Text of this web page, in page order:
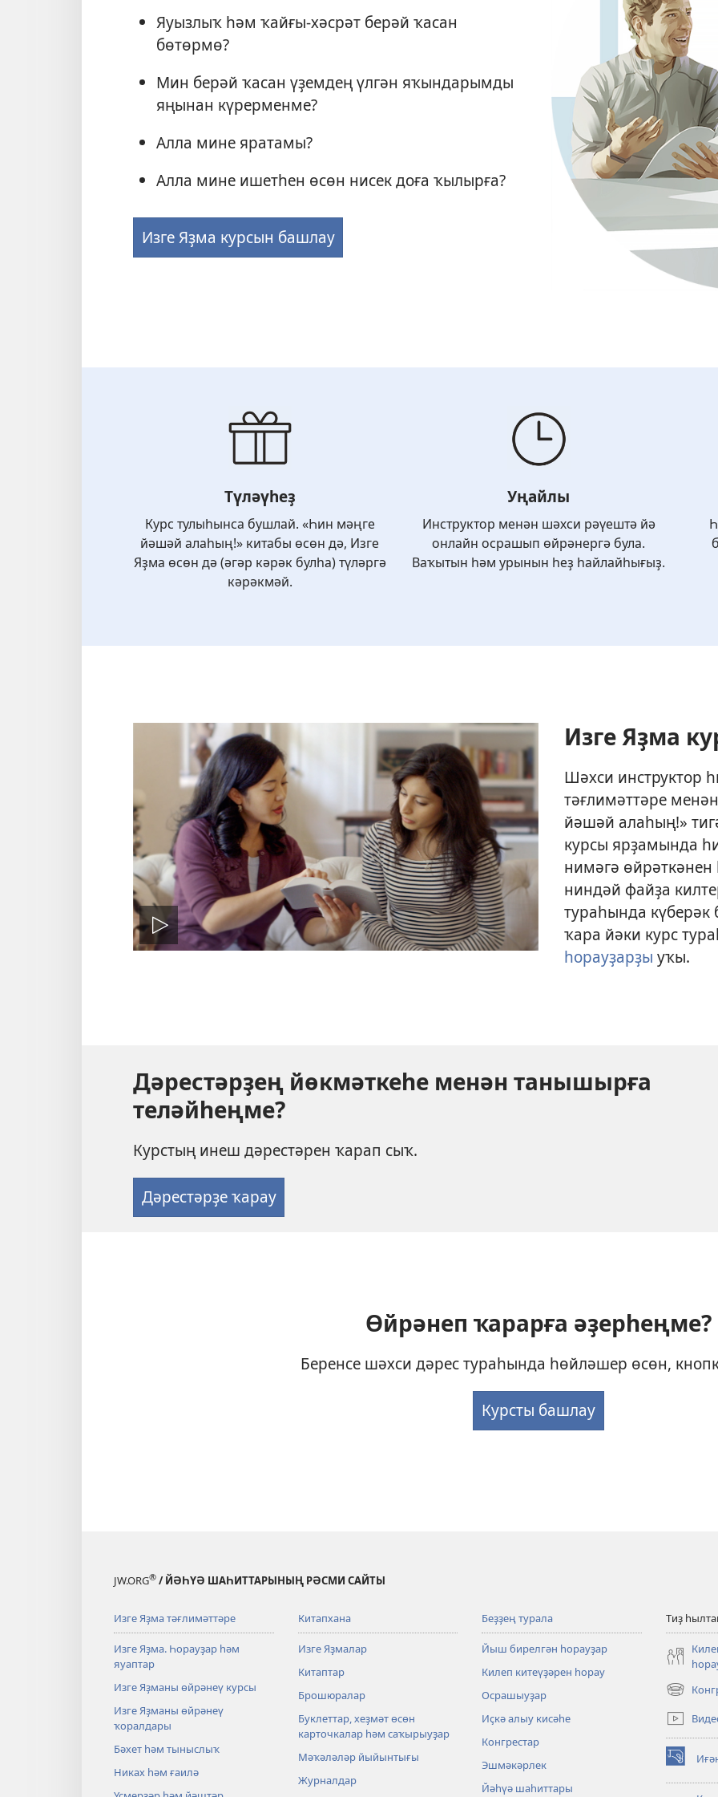
Яуызлыҡ һәм ҡайғы-хәсрәт берәй ҡасан
бөтөрмө?
Мин берәй ҡасан үҙемдең үлгән яҡындарымды
яңынан күрерменме?
Алла мине яратамы?
Алла мине ишетһен өсөн нисек доға ҡылырға?
Изге Яҙма курсын башлау
Түләүһеҙ
Курс тулыһынса бушлай. «Һин мәңге
йәшәй алаһың!» китабы өсөн дә, Изге
Яҙма өсөн дә (әгәр кәрәк булһа) түләргә
кәрәкмәй.
Уңайлы
Инструктор менән шәхси рәүештә йә
онлайн осрашып өйрәнергә була.
Ваҡытын һәм урынын һеҙ һайлайһығыҙ.
Уйнатыу
Изге Яҙма
Шәхси инструктор
тәғлимәттәре
йәшәй алаһың!»
курсы ярҙамында
нимәгә
ниндәй файҙа
тураһында
ҡара йәки курс
һорауҙарҙы уҡы.
Дәрестәрҙең йөкмәткеһе менән танышырға
теләйһеңме?
Курстың инеш дәрестәрен ҡарап сыҡ.
Дәрестәрҙе ҡарау
Өйрәнеп ҡарарға әҙерһеңме?
Беренсе шәхси дәрес тураһында һөйләшер өсөн,
Курсты башлау
JW.ORG® / ЙӘҺҮӘ ШАҺИТТАРЫНЫҢ РӘСМИ САЙТЫ
Изге Яҙма тәғлимәттәре
Изге Яҙма. Һорауҙар һәм
яуаптар
Изге Яҙманы өйрәнеү курсы
Изге Яҙманы өйрәнеү
ҡоралдары
Бәхет һәм тыныслыҡ
Никах һәм ғаилә
Китапхана
Изге Яҙмалар
Китаптар
Брошюралар
Буклеттар, хеҙмәт өсөн
карточкалар һәм саҡырыуҙар
Мәҡәләләр йыйынтығы
Журналдар
Беҙҙең турала
Йыш бирелгән һорауҙар
Килеп китеүҙәрен һорау
Осрашыуҙар
Иҫкә алыу кисәһе
Конгрестар
Эшмәкәрлек
Йәһүә шаһиттары
Тиҙ
(opens
new
window)
(opens
new